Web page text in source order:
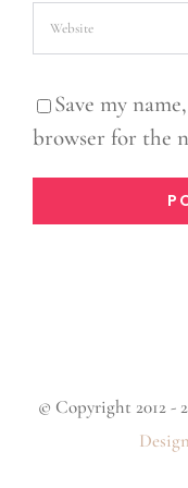
Save my
browser for the
© Copyright 2012 -
Design